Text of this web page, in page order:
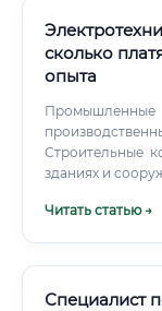
сколько
опыта
Промышленные
Строительные
зданиях и
Читать статью →
Специалист